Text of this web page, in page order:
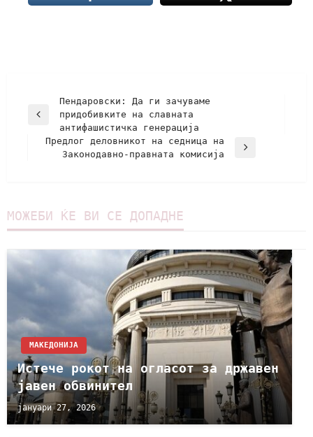
Пендаровски: Да ги зачуваме
придобивките на славната
антифашистичка генерација
Предлог деловникот на седница на
Законодавно-правната комисија
МОЖЕБИ ЌЕ ВИ СЕ ДОПАДНЕ
МАКЕДОНИЈА
Истече рокот на огласот за државен
јавен обвинител
јануари 27, 2026